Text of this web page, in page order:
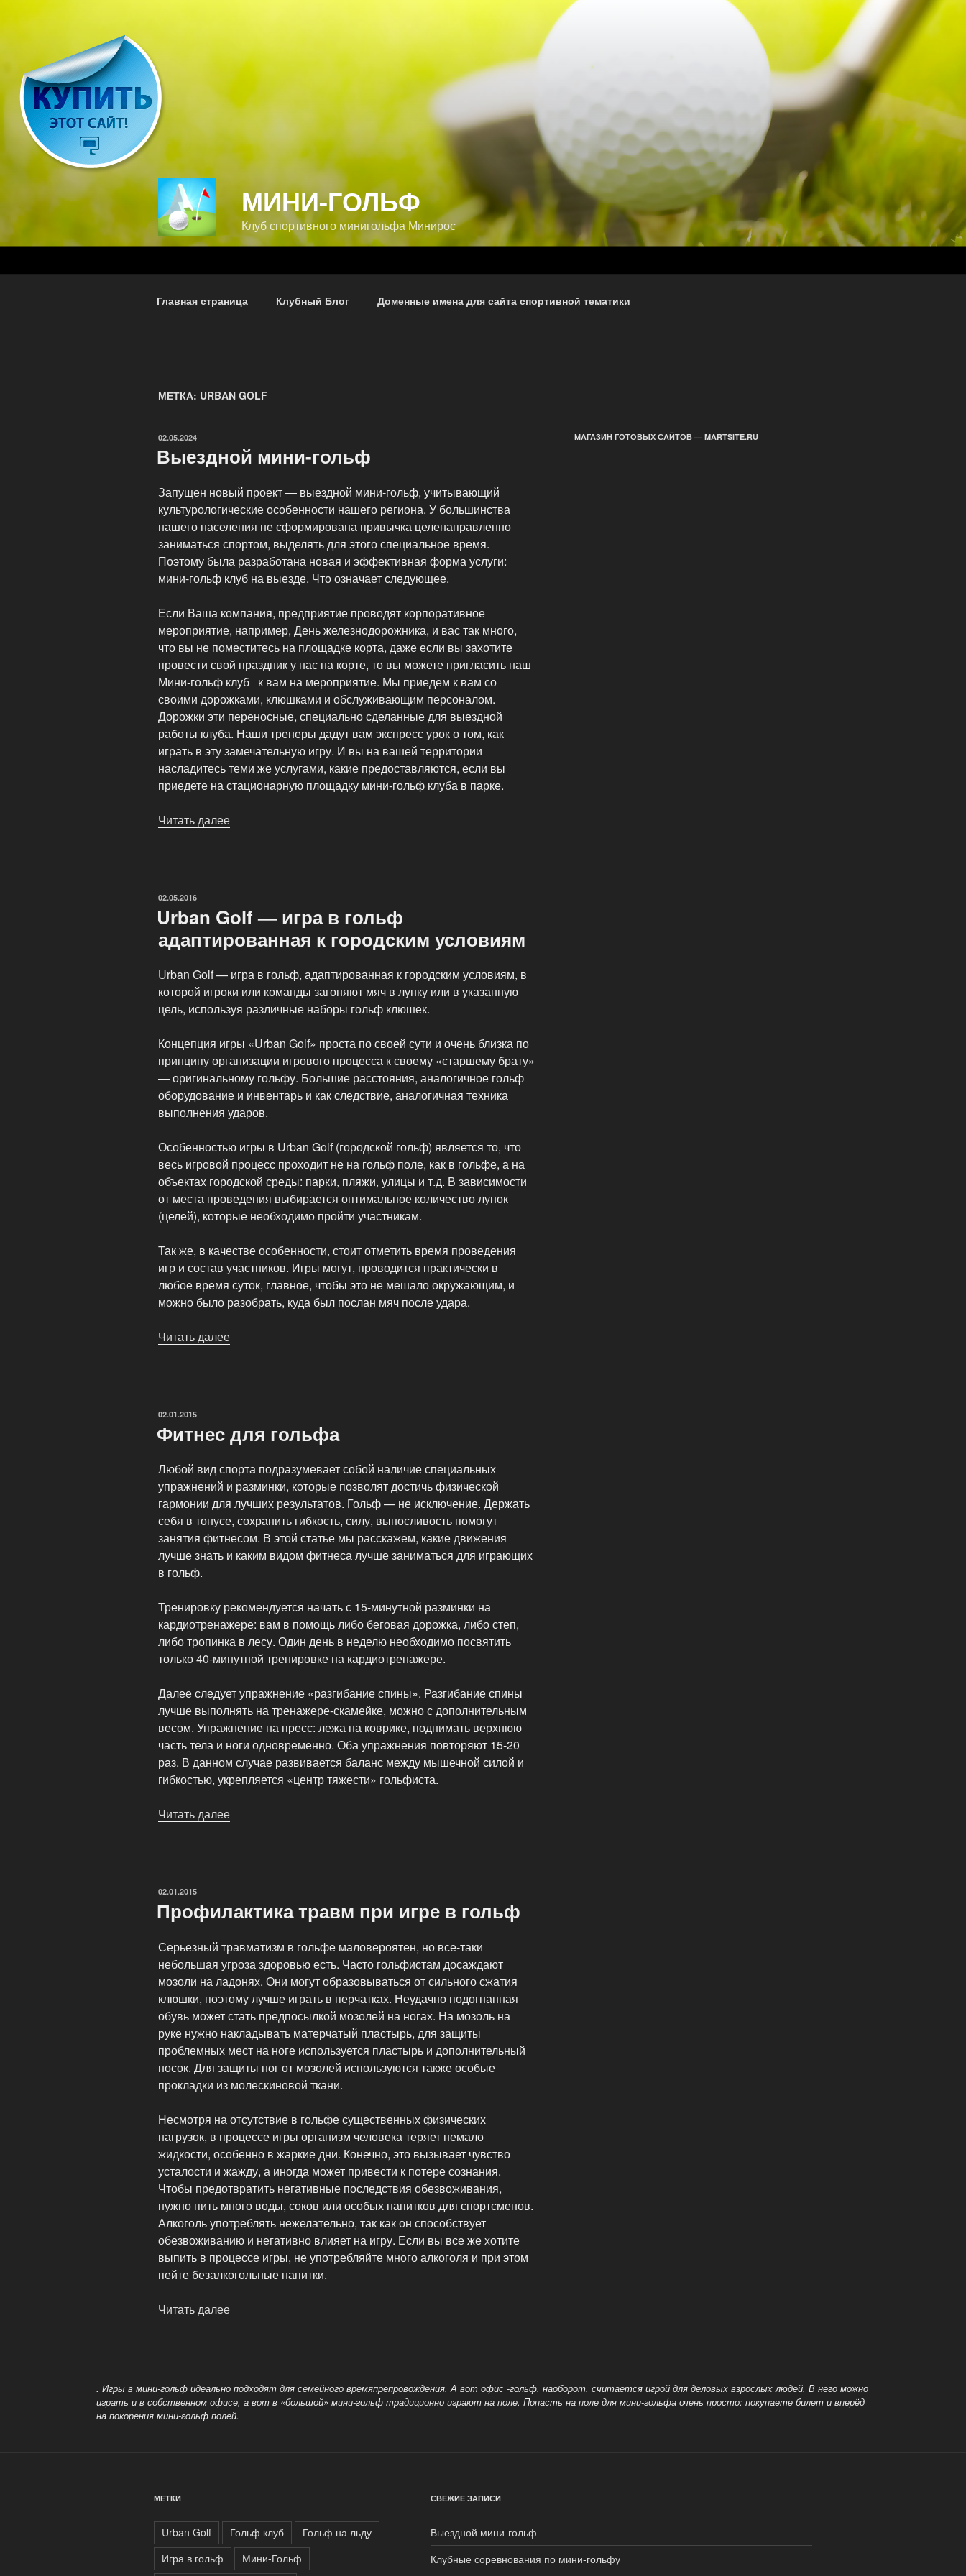
к
МИНИ-ГОЛЬФ
Клуб спортивного минигольфа Минирос
Главная страница Клубный Блог Доменные имена для сайта спортивной тематики
МЕТКА: URBAN GOLF
ОПУБЛИКОВАНО
02.05.2024
Выездной мини-гольф
Запущен новый проект — выездной мини-гольф, учитывающий
культурологические особенности нашего региона. У большинства
нашего населения не сформирована привычка целенаправленно
заниматься спортом, выделять для этого специальное время.
Поэтому была разработана новая и эффективная форма услуги:
мини-гольф клуб на выезде. Что означает следующее.
Если Ваша компания, предприятие проводят корпоративное
мероприятие, например, День железнодорожника, и вас так много,
что вы не поместитесь на площадке корта, даже если вы захотите
провести свой праздник у нас на корте, то вы можете пригласить наш
Мини-гольф клуб к вам на мероприятие. Мы приедем к вам со
своими дорожками, клюшками и обслуживающим персоналом.
Дорожки эти переносные, специально сделанные для выездной
работы клуба. Наши тренеры дадут вам экспресс урок о том, как
играть в эту замечательную игру. И вы на вашей территории
насладитесь теми же услугами, какие предоставляются, если вы
приедете на стационарную площадку мини-гольф клуба в парке.
Читать далее
ОПУБЛИКОВАНО
02.05.2016
Urban Golf — игра в гольф
адаптированная к городским условиям
Urban Golf — игра в гольф, адаптированная к городским условиям, в
которой игроки или команды загоняют мяч в лунку или в указанную
цель, используя различные наборы гольф клюшек.
Концепция игры «Urban Golf» проста по своей сути и очень близка по
принципу организации игрового процесса к своему «старшему брату»
— оригинальному гольфу. Большие расстояния, аналогичное гольф
оборудование и инвентарь и как следствие, аналогичная техника
выполнения ударов.
Особенностью игры в Urban Golf (городской гольф) является то, что
весь игровой процесс проходит не на гольф поле, как в гольфе, а на
объектах городской среды: парки, пляжи, улицы и т.д. В зависимости
от места проведения выбирается оптимальное количество лунок
(целей), которые необходимо пройти участникам.
Так же, в качестве особенности, стоит отметить время проведения
игр и состав участников. Игры могут, проводится практически в
любое время суток, главное, чтобы это не мешало окружающим, и
можно было разобрать, куда был послан мяч после удара.
Читать далее
адаптированная
городским
условиям»
ОПУБЛИКОВАНО
02.01.2015
Фитнес для гольфа
Любой вид спорта подразумевает собой наличие специальных
упражнений и разминки, которые позволят достичь физической
гармонии для лучших результатов. Гольф — не исключение. Держать
себя в тонусе, сохранить гибкость, силу, выносливость помогут
занятия фитнесом. В этой статье мы расскажем, какие движения
лучше знать и каким видом фитнеса лучше заниматься для играющих
в гольф.
Тренировку рекомендуется начать с 15-минутной разминки на
кардиотренажере: вам в помощь либо беговая дорожка, либо степ,
либо тропинка в лесу. Один день в неделю необходимо посвятить
только 40-минутной тренировке на кардиотренажере.
Далее следует упражнение «разгибание спины». Разгибание спины
лучше выполнять на тренажере-скамейке, можно с дополнительным
весом. Упражнение на пресс: лежа на коврике, поднимать верхнюю
часть тела и ноги одновременно. Оба упражнения повторяют 15-20
раз. В данном случае развивается баланс между мышечной силой и
гибкостью, укрепляется «центр тяжести» гольфиста.
Читать далее
ОПУБЛИКОВАНО
02.01.2015
Профилактика травм при игре в гольф
Серьезный травматизм в гольфе маловероятен, но все-таки
небольшая угроза здоровью есть. Часто гольфистам досаждают
мозоли на ладонях. Они могут образовываться от сильного сжатия
клюшки, поэтому лучше играть в перчатках. Неудачно подогнанная
обувь может стать предпосылкой мозолей на ногах. На мозоль на
руке нужно накладывать матерчатый пластырь, для защиты
проблемных мест на ноге используется пластырь и дополнительный
носок. Для защиты ног от мозолей используются также особые
прокладки из молескиновой ткани.
Несмотря на отсутствие в гольфе существенных физических
нагрузок, в процессе игры организм человека теряет немало
жидкости, особенно в жаркие дни. Конечно, это вызывает чувство
усталости и жажду, а иногда может привести к потере сознания.
Чтобы предотвратить негативные последствия обезвоживания,
нужно пить много воды, соков или особых напитков для спортсменов.
Алкоголь употреблять нежелательно, так как он способствует
обезвоживанию и негативно влияет на игру. Если вы все же хотите
выпить в процессе игры, не употребляйте много алкоголя и при этом
пейте безалкогольные напитки.
Читать далее
гольф»
МАГАЗИН ГОТОВЫХ САЙТОВ — MARTSITE.RU
. Игры в мини-гольф идеально подходят для семейного времяпрепровождения. А вот офис -гольф, наоборот, считается игрой для деловых взрослых людей.В него можно
играть и в собственном офисе, а вот в «большой» мини-гольф традиционно играют на поле. Попасть на поле для мини-гольфа очень просто: покупаете билет и вперёд
на покорения мини-гольф полей.
МЕТКИ
Urban Golf Гольф клуб
Гольф на льду
Игра в гольф
Мини-Гольф
СВЕЖИЕ ЗАПИСИ
Выездной мини-гольф
Клубные соревнования по мини-гольфу